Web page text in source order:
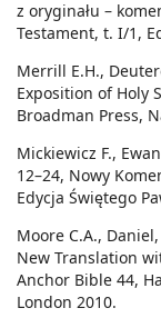
z oryginału –
Testament, t. I/1,
Merrill E.H.,
Exposition of Holy
Broadman Press,
Mickiewicz F.,
12–24, Nowy
Edycja Świętego
Moore C.A.,
New Translation
Anchor Bible 44,
London 2010.